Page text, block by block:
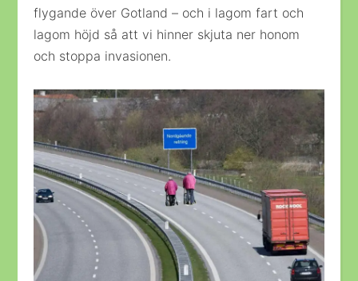
flygande över Gotland – och i lagom fart och
lagom höjd så att vi hinner skjuta ner honom
och stoppa invasionen.